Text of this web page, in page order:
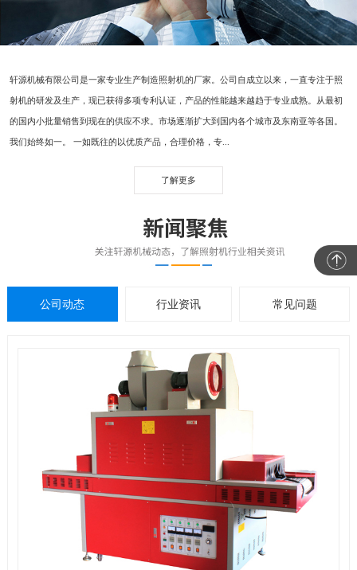
轩源机械有限公司是一家专业生产制造照射机的厂家。公司自成立以来，一直专注于照
射机的研发及生产，现已获得多项专利认证，产品的性能越来越趋于专业成熟。从最初
的国内小批量销售到现在的供应不求。市场逐渐扩大到国内各个城市及东南亚等各国。
我们始终如一。 一如既往的以优质产品，合理价格，专...
了解更多
公司动态 行业资讯 常见问题